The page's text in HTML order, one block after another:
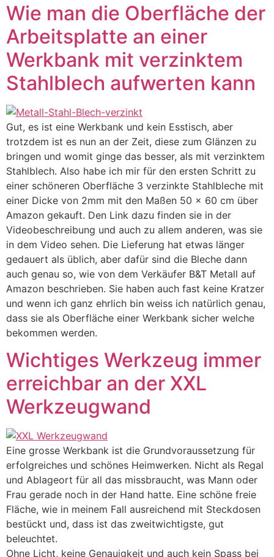
Wie man die Oberfläche der
Arbeitsplatte an einer
Werkbank mit verzinktem
Stahlblech aufwerten kann
Gut, es ist eine Werkbank und kein Esstisch, aber
trotzdem ist es nun an der Zeit, diese zum Glänzen zu
bringen und womit ginge das besser, als mit verzinktem
Stahlblech. Also habe ich mir für den ersten Schritt zu
einer schöneren Oberfläche 3 verzinkte Stahlbleche mit
einer Dicke von 2mm mit den Maßen 50 x 60 cm über
Amazon gekauft. Den Link dazu finden sie in der
Videobeschreibung und auch zu allem anderen, was sie
in dem Video sehen. Die Lieferung hat etwas länger
gedauert als üblich, aber dafür sind die Bleche dann
auch genau so, wie von dem Verkäufer B&T Metall auf
Amazon beschrieben. Sie haben auch fast keine Kratzer
und wenn ich ganz ehrlich bin weiss ich natürlich genau,
dass sie als Oberfläche einer Werkbank sicher welche
bekommen werden.
Wichtiges Werkzeug immer
erreichbar an der XXL
Werkzeugwand
Eine grosse Werkbank ist die Grundvoraussetzung für
erfolgreiches und schönes Heimwerken. Nicht als Regal
und Ablageort für all das missbraucht, was Mann oder
Frau gerade noch in der Hand hatte. Eine schöne freie
Fläche, wie in meinem Fall ausreichend mit Steckdosen
bestückt und, dass ist das zweitwichtigste, gut
beleuchtet.
Ohne Licht, keine Genauigkeit und auch kein Spass bei